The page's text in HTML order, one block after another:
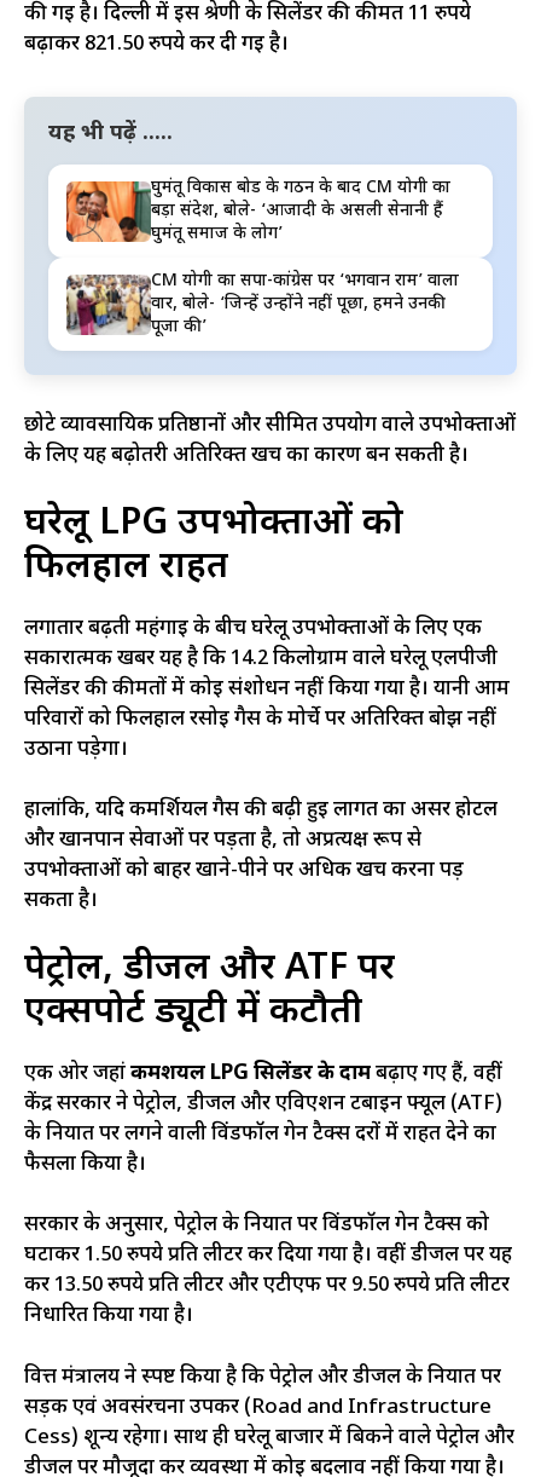
की गई है। दिल्ली में इस श्रेणी के सिलेंडर की कीमत 11 रुपये
बढ़ाकर 821.50 रुपये कर दी गई है।
यह भी पढ़ें .....
घुमंतू विकास बोर्ड के गठन के बाद CM योगी का
बड़ा संदेश, बोले- ‘आजादी के असली सेनानी हैं
घुमंतू समाज के लोग’
CM योगी का सपा-कांग्रेस पर ‘भगवान राम’ वाला
वार, बोले- ‘जिन्हें उन्होंने नहीं पूछा, हमने उनकी
पूजा की’
छोटे व्यावसायिक प्रतिष्ठानों और सीमित उपयोग वाले उपभोक्ताओं
के लिए यह बढ़ोतरी अतिरिक्त खर्च का कारण बन सकती है।
घरेलू LPG उपभोक्ताओं को
फिलहाल राहत
लगातार बढ़ती महंगाई के बीच घरेलू उपभोक्ताओं के लिए एक
सकारात्मक खबर यह है कि 14.2 किलोग्राम वाले घरेलू एलपीजी
सिलेंडर की कीमतों में कोई संशोधन नहीं किया गया है। यानी आम
परिवारों को फिलहाल रसोई गैस के मोर्चे पर अतिरिक्त बोझ नहीं
उठाना पड़ेगा।
हालांकि, यदि कमर्शियल गैस की बढ़ी हुई लागत का असर होटल
और खानपान सेवाओं पर पड़ता है, तो अप्रत्यक्ष रूप से
उपभोक्ताओं को बाहर खाने-पीने पर अधिक खर्च करना पड़
सकता है।
पेट्रोल, डीजल और ATF पर
एक्सपोर्ट ड्यूटी में कटौती
एक ओर जहांकमर्शियल LPG सिलेंडर के दामबढ़ाए गए हैं, वहीं
केंद्र सरकार ने पेट्रोल, डीजल और एविएशन टर्बाइन फ्यूल (ATF)
के निर्यात पर लगने वाली विंडफॉल गेन टैक्स दरों में राहत देने का
फैसला किया है।
सरकार के अनुसार, पेट्रोल के निर्यात पर विंडफॉल गेन टैक्स को
घटाकर 1.50 रुपये प्रति लीटर कर दिया गया है। वहीं डीजल पर यह
कर 13.50 रुपये प्रति लीटर और एटीएफ पर 9.50 रुपये प्रति लीटर
निर्धारित किया गया है।
वित्त मंत्रालय ने स्पष्ट किया है कि पेट्रोल और डीजल के निर्यात पर
सड़क एवं अवसंरचना उपकर (Road and Infrastructure
Cess) शून्य रहेगा। साथ ही घरेलू बाजार में बिकने वाले पेट्रोल और
डीजल पर मौजूदा कर व्यवस्था में कोई बदलाव नहीं किया गया है।